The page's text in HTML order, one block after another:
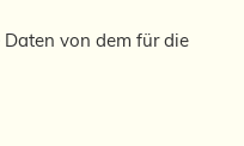
von dem für die